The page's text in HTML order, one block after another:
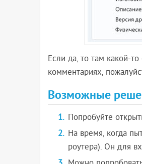
Если да, то там какой-
комментариях,
Возможные
Попробуйте
На время, когда
роутера). Он для